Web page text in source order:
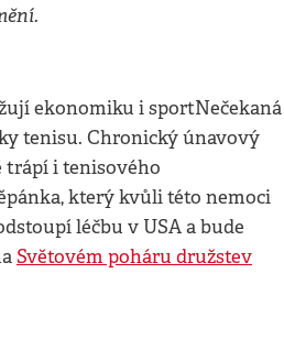
ekonomiku i sportNečekaná
tenisu. Chronický únavový
trápí i tenisového
který kvůli této nemoci
léčbu v USA a bude
Světovém poháru družstev